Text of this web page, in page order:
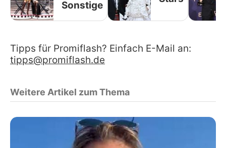
Sonstige
Tipps für Promiflash? Einfach E-Mail an:
tipps@promiflash.de
Weitere Artikel zum Thema